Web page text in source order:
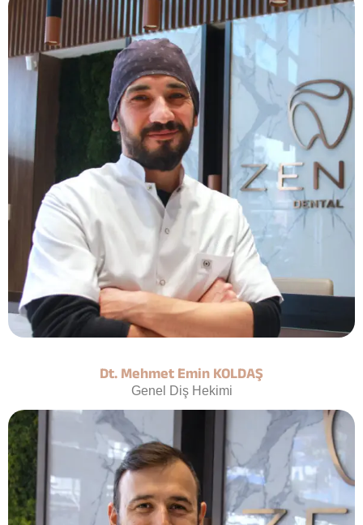
Dt. Mehmet Emin KOLDAŞ
Genel Diş Hekimi